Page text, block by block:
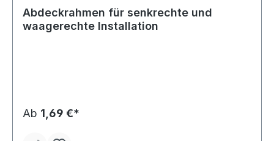
Abdeckrahmen für senkrechte und
waagerechte Installation
Ab 1,69 €*